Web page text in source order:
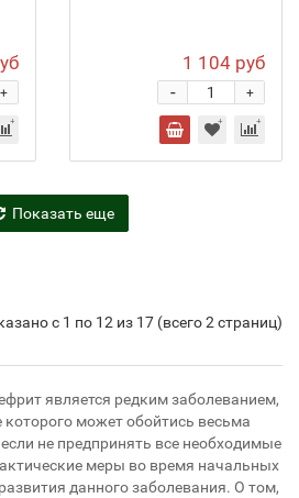
+
1 104 руб
+
-
Показать еще
с 1 по 12 из 17 (всего 2 страниц)
является редким заболеванием,
которого может обойтись весьма
если не предпринять все необходимые
меры во время начальных
данного заболевания. О том,